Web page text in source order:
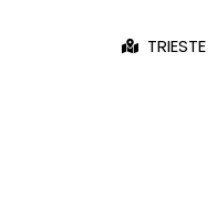
TRIESTE